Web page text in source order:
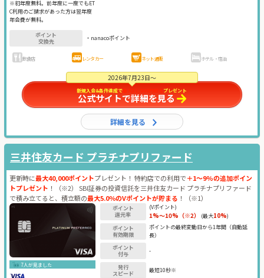
※初年度無料。前年度に一度でもET
C利用のご請求があった方は翌年度
年会費が無料。
ポイント
交換先
・nanacoポイント
飲食店 レンタカー ネット通販 ホテル・宿泊
新規入会&条件達成で プレゼント
2026年7月23日～
公式サイトで詳細を見る
詳細を見る
三井住友カード プラチナプリファード
更新時に最大40,000ポイントプレゼント！ 特約店での利用で＋1～9%の追加ポイン
トプレゼント ！（※2） SBI証券の投資信託を三井住友カード プラチナプリファード
で積み立てると、積立額の最大5.0％のVポイントが貯まる ！（※1）
7人が見ました
ポイント
還元率
(Vポイント)
1%～10%（※2） (最大10%)
ポイント
有効期限
ポイントの最終変動日から1年間（自動延
長）
ポイント
付与
-
発行
スピード
最短10秒※